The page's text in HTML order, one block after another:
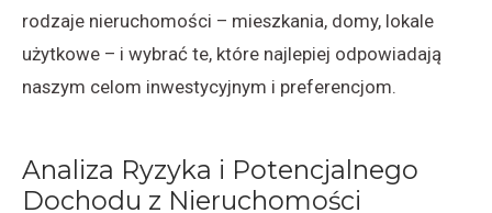
rodzaje nieruchomości – mieszkania, domy, lokale
użytkowe – i wybrać te, które najlepiej odpowiadają
naszym celom inwestycyjnym i preferencjom.
Analiza Ryzyka i Potencjalnego
Dochodu z Nieruchomości